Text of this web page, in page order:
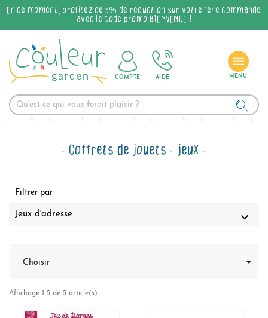
En ce moment, profitez de 5% de réduction sur votre 1ère commande
avec le code promo BIENVENUE !
COMPTE AIDE
Coffrets de jouets - jeux
Filtrer par
Jeux d'adresse 
Choisir 
Affichage 1-5 de 5 article(s)